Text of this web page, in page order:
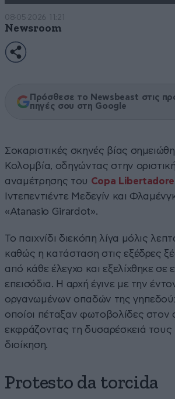
08·05·2026 11:21
Newsroom
Πρόσθεσε το Newsbeast στις
πηγές σου στη Google
Σοκαριστικές σκηνές βίας
Κολομβία, οδηγώντας στην
αναμέτρησης του Copa
Ιντεπεντιέντε Μεδεγίν και
«Atanasio Girardot».
Το παιχνίδι διεκόπη λίγα μόλις
καθώς η κατάσταση στις εξέδρες
από κάθε έλεγχο και εξελίχθηκε σε
επεισόδια. Η αρχή έγινε με την
οργανωμένων οπαδών της
οποίοι πέταξαν φωτοβολίδες στον
εκφράζοντας τη δυσαρέσκειά τους
διοίκηση.
Protesto da torcida